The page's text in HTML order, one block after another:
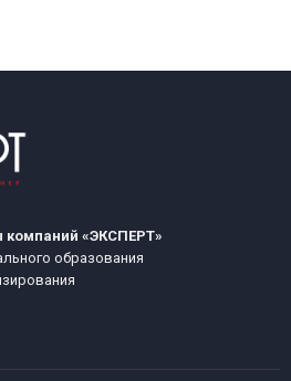
компаний «ЭКСПЕРТ»
образования